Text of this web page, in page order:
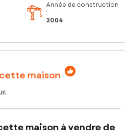
Année de construction
:
2004
maison